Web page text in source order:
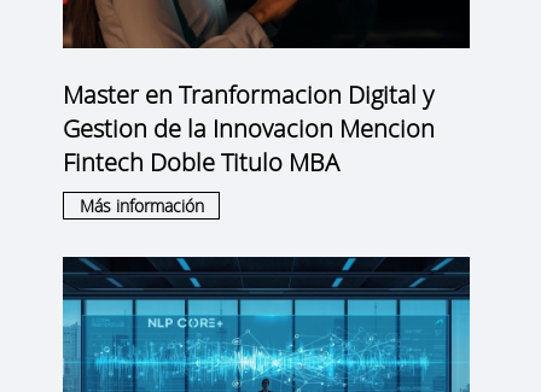
Master en Tranformacion Digital y
Gestion de la Innovacion Mencion
Fintech Doble Titulo MBA
Más información